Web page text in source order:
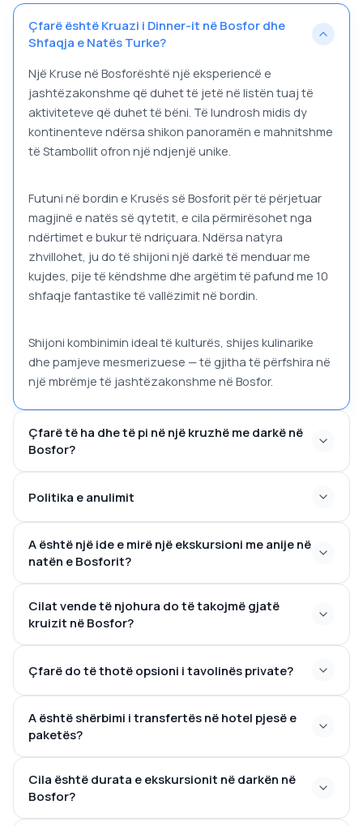
Çfarë është Kruazi i Dinner-it në Bosfor dhe
Shfaqja e Natës Turke?
Një Kruse në Bosforështë një eksperiencë e
jashtëzakonshme që duhet të jetë në listën tuaj të
aktiviteteve që duhet të bëni. Të lundrosh midis dy
kontinenteve ndërsa shikon panoramën e mahnitshme
të Stambollit ofron një ndjenjë unike.
Futuni në bordin e Krusës së Bosforit për të përjetuar
magjinë e natës së qytetit, e cila përmirësohet nga
ndërtimet e bukur të ndriçuara. Ndërsa natyra
zhvillohet, ju do të shijoni një darkë të menduar me
kujdes, pije të këndshme dhe argëtim të pafund me 10
shfaqje fantastike të vallëzimit në bordin.
Shijoni kombinimin ideal të kulturës, shijes kulinarike
dhe pamjeve mesmerizuese — të gjitha të përfshira në
një mbrëmje të jashtëzakonshme në Bosfor.
Çfarë të ha dhe të pi në një kruzhë me darkë në
Bosfor?
Politika e anulimit
A është një ide e mirë një ekskursioni me anije në
natën e Bosforit?
Cilat vende të njohura do të takojmë gjatë
kruizit në Bosfor?
Palati i Dolmabahçes Xhamia Ortaköy
Ura e Bosforit Fortesa Rumeli Tulla e Princeshës
vilat e bukura osmane të bregut
Çdo monument
fotografisë
Çfarë do të thotë opsioni i tavolinës private?
A është shërbimi i transfertës në hotel pjesë e
paketës?
Cila është durata e ekskursionit në darkën në
Bosfor?